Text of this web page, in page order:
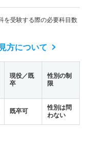
を受験する際の必要科目数
方について
現役／既
卒
性別の制
限
既卒可
性別は問
わない